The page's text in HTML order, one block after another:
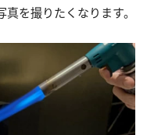
を撮りたくなります。